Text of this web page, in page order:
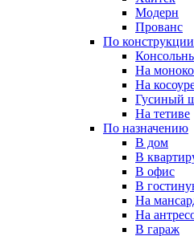
Модерн
Прованс
По конструкции
На
На
Гусиный
На тетиве
По назначению
В дом
В
В офис
В
На
На
В гараж